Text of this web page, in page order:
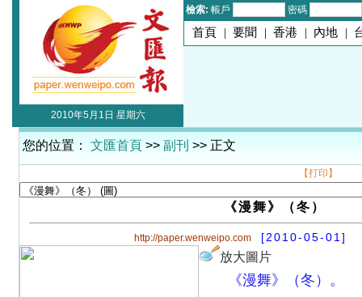
檢索: 帳戶 密碼
首頁 | 要聞 | 香港 | 內地 |
2010年5月1日 星期六
您的位置： 文匯首頁 >> 副刊 >> 正文
【打印】
《漫舞》（冬）
http://paper.wenweipo.com [2010-05-01]
放大圖片
《漫舞》（冬）。